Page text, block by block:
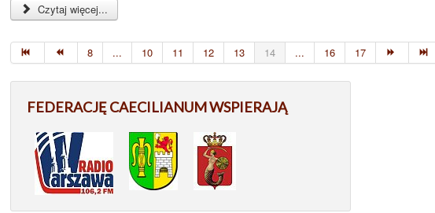
Czytaj więcej...
8 ... 10 11 12 13 14 ... 16 17
FEDERACJĘ CAECILIANUM WSPIERAJĄ